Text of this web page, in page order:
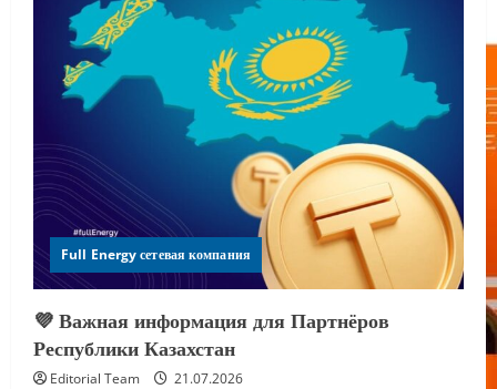
Full Energy сетевая компания
💜 Важная информация для Партнёров
Республики Казахстан
Editorial Team 21.07.2026